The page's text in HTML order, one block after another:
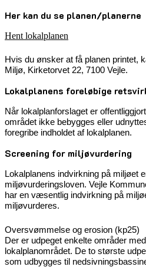
Her kan du se planen/planerne
Hent lokalplanen
Hvis du ønsker at få planen printet,
Miljø, Kirketorvet 22, 7100 Vejle.
Lokalplanens foreløbige
Når lokalplanforslaget er
området ikke bebygges eller
foregribe indholdet af lokalplanen.
Screening for miljøvurdering
Lokalplanens indvirkning på miljøet
miljøvurderingsloven. Vejle
har en væsentlig indvirkning på
miljøvurderes.
Oversvømmelse og erosion (kp25)
Der er udpeget enkelte områder
lokalplanområdet. De to største
som udbygges til